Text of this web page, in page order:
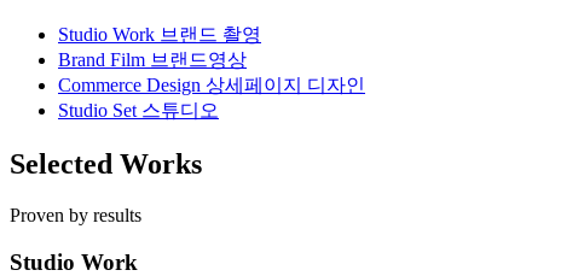
Studio Work 브랜드 촬영
Brand Film 브랜드영상
Commerce Design 상세페이지 디자인
Studio Set 스튜디오
Selected Works
Proven by results
Studio Work